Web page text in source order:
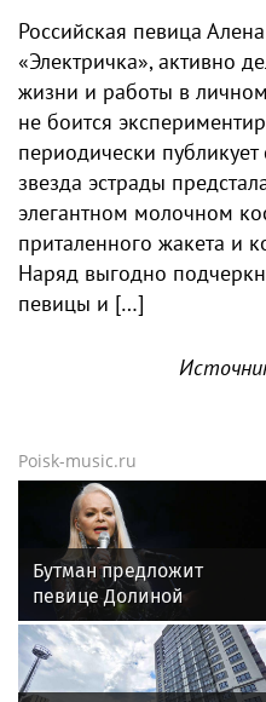
Российская певица
«Электричка», активно
жизни и работы в личном
не боится
периодически
звезда эстрады
элегантном молочном
приталенного жакета и
Наряд выгодно
певицы и […]
Poisk-music.ru
Бутман предложит
певице Долиной
возглавить вокальное
отделение джазового
вуза